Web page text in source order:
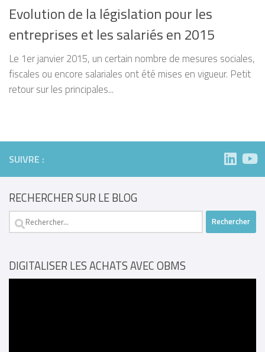
Evolution de la législation pour les
entreprises et les salariés en 2015
Le 1er janvier 2015, un certain nombre de mesures sociales,
fiscales ou encore salariales ont été mises en vigueur. Petit
retour sur les principales...
SUIVRE :
RECHERCHER SUR LE BLOG
Rechercher :
DIGITALISER LES ACHATS AVEC OBMS